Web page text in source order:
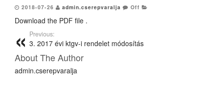
2018-07-26 admin.cserepvaralja Off
Download the PDF file .
Previous:
3. 2017 évi ktgv-i rendelet módosítás
About The Author
admin.cserepvaralja